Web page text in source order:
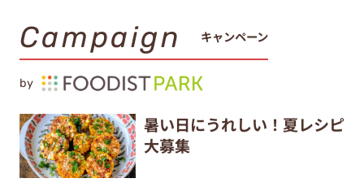
Campaign キャンペーン
by
暑い日にうれしい！夏レシピ
大募集